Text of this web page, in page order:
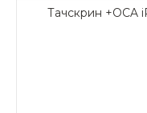
Тачскрин +OCA